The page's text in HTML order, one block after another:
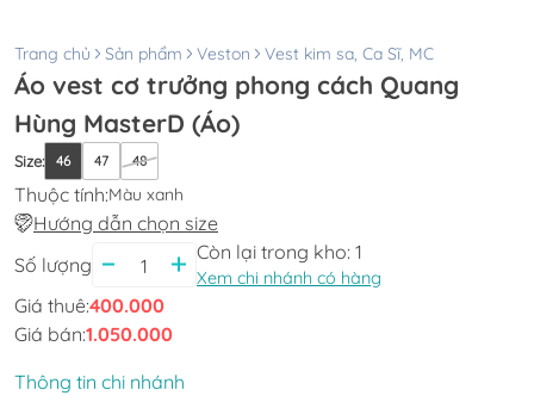
Trang chủ Sản phẩm Veston Vest kim sa, Ca Sĩ, MC
Áo vest cơ trưởng phong cách Quang
Hùng MasterD (Áo)
Size: 46 47 48
Thuộc tính:Màu xanh
Hướng dẫn chọn size
Số lượng
Còn lại trong kho: 1
Xem chi nhánh có hàng
Giá thuê:400.000
Giá bán:1.050.000
Thông tin chi nhánh